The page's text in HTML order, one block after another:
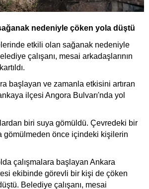
nedeniyle çöken yola düştü
etkili olan sağanak nedeniyle
çalışanı, mesai arkadaşlarının
başlayan ve zamanla etkisini artıran
ilçesi Angora Bulvarı'nda yol
biri suya gömüldü. Çevredeki bir
gömülmeden önce içindeki kişilerin
çalışmalara başlayan Ankara
ekibinde görevli bir kişi de çöken
Belediye çalışanı, mesai